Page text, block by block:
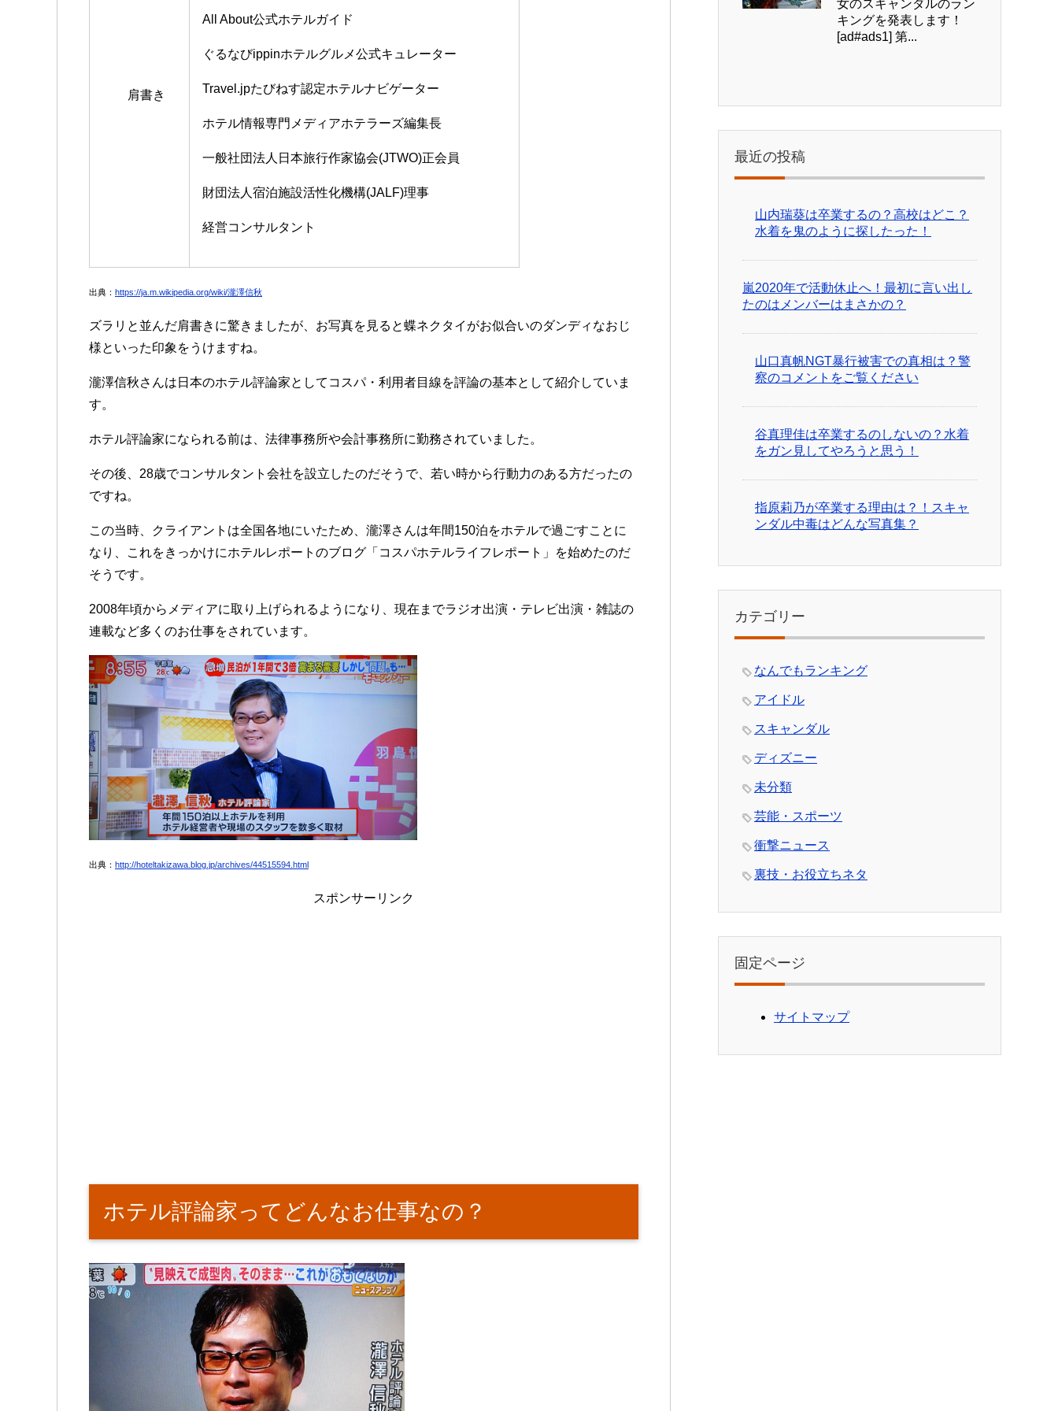
肩書き
All About公式ホテルガイド
ぐるなびippinホテルグルメ公式キュレーター
Travel.jpたびねす認定ホテルナビゲーター
ホテル情報専門メディアホテラーズ編集長
一般社団法人日本旅行作家協会(JTWO)正会員
財団法人宿泊施設活性化機構(JALF)理事
経営コンサルタント
出典： https://ja.m.wikipedia.org/wiki/瀧澤信秋
ズラリと並んだ肩書きに驚きましたが、お写真を見ると蝶ネクタイがお似合いのダンディなおじ
様といった印象をうけますね。
瀧澤信秋さんは日本のホテル評論家としてコスパ・利用者目線を評論の基本として紹介していま
す。
ホテル評論家になられる前は、法律事務所や会計事務所に勤務されていました。
その後、28歳でコンサルタント会社を設立したのだそうで、若い時から行動力のある方だったの
ですね。
この当時、クライアントは全国各地にいたため、瀧澤さんは年間150泊をホテルで過ごすことに
なり、これをきっかけにホテルレポートのブログ「コスパホテルライフレポート」を始めたのだ
そうです。
2008年頃からメディアに取り上げられるようになり、現在までラジオ出演・テレビ出演・雑誌の
連載など多くのお仕事をされています。
出典： http://hoteltakizawa.blog.jp/archives/44515594.html
スポンサーリンク
ホテル評論家ってどんなお仕事なの？
女のスキャンダルのラン
キングを発表します！
[ad#ads1] 第...
最近の投稿
山内瑞葵は卒業するの？高校はどこ？
水着を鬼のように探したった！
嵐2020年で活動休止へ！最初に言い出し
たのはメンバーはまさかの？
山口真帆NGT暴行被害での真相は？警
察のコメントをご覧ください
谷真理佳は卒業するのしないの？水着
をガン見してやろうと思う！
指原莉乃が卒業する理由は？！スキャ
ンダル中毒はどんな写真集？
カテゴリー
なんでもランキング
アイドル
スキャンダル
ディズニー
未分類
芸能・スポーツ
衝撃ニュース
裏技・お役立ちネタ
固定ページ
サイトマップ